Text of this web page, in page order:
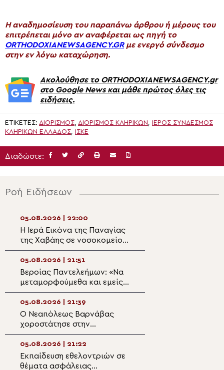
H αναδημοσίευση του παραπάνω άρθρου ή μέρους του
επιτρέπεται μόνο αν αναφέρεται ως πηγή το
ORTHODOXIANEWSAGENCY.GRμε ενεργό σύνδεσμο
στην εν λόγω καταχώρηση.
Ακολούθησε το ORTHODOXIANEWSAGENCY.gr
στο Google News και μάθε πρώτος όλες τις
ειδήσεις.
ΕΤΙΚΈΤΕΣ: ΔΙΟΡΙΣΜΟΣ, ΔΙΟΡΙΣΜΟΣ ΚΛΗΡΙΚΩΝ,
ΙΕΡΌΣ ΣΎΝΔΕΣΜΟΣ
ΚΛΗΡΙΚΏΝ ΕΛΛΆΔΟΣ, ΙΣΚΕ
Διαδώστε:
Ροή Ειδήσεων
05.08.2026 | 22:00
Η Ιερά Εικόνα της Παναγίας
της Χαβάης σε νοσοκομείο
της Σόφιας προς ευλογία
ασθενών και προσωπικού
05.08.2026 | 21:51
Βεροίας Παντελεήμων: «Nα
μεταμορφούμεθα και εμείς
με τη χάρη Του»
05.08.2026 | 21:39
Ο Νεαπόλεως Βαρνάβας
χοροστάτησε στην
Ακολουθία του Μεγάλου
Παρακλητικού Κανόνα στον
Ι.Ν. Τιμίου Σταυρού Διαλογής
05.08.2026 | 21:22
Εκπαίδευση εθελοντριών σε
θέματα ασφάλειας